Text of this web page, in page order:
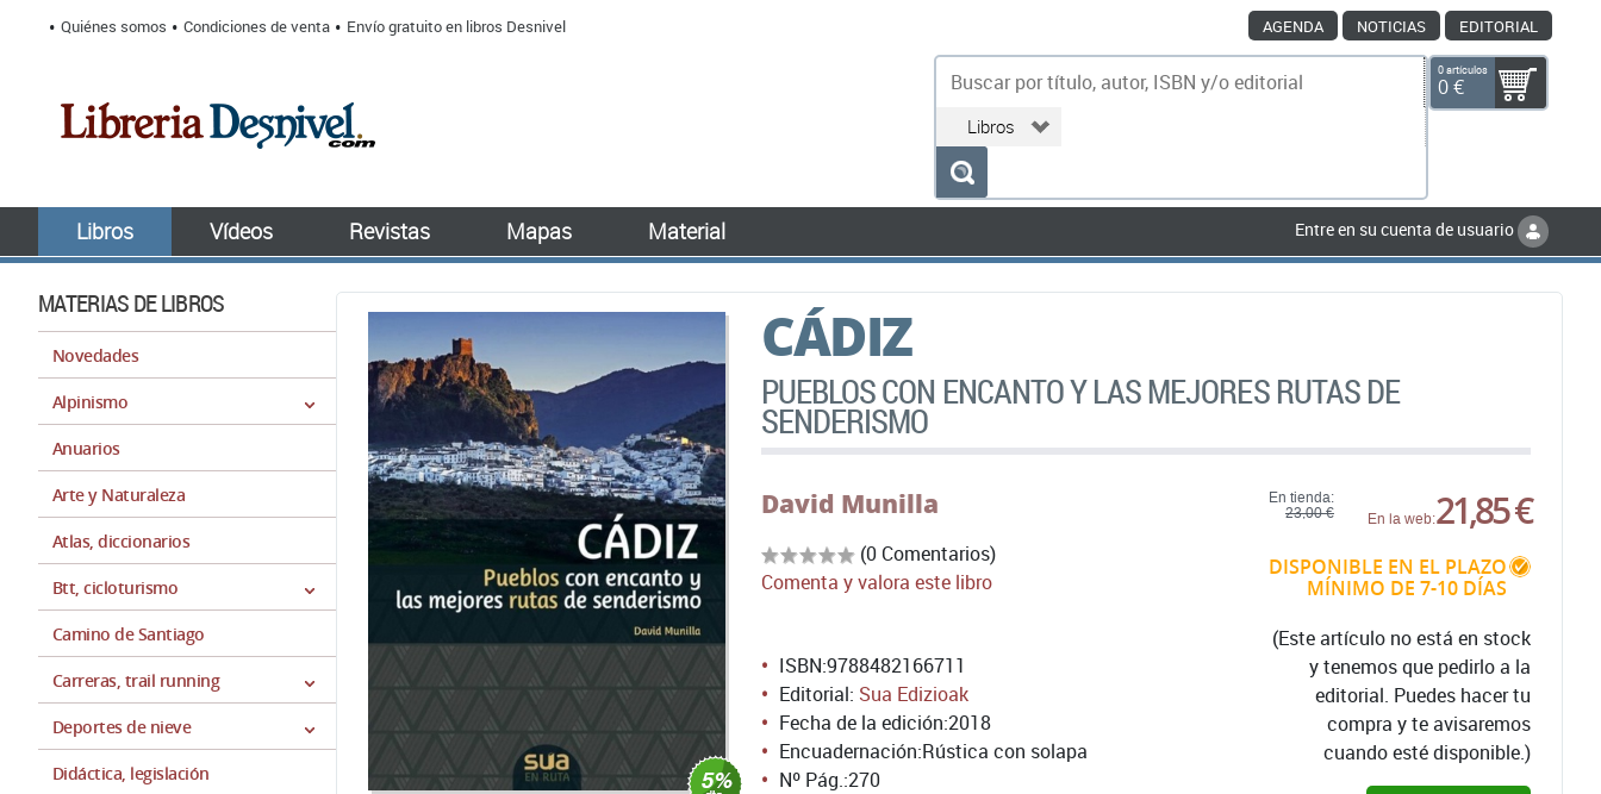
Quiénes somos Condiciones de venta Envío gratuito en libros Desnivel AGENDA NOTICIAS EDITORIAL
0 artículos
0 €
Libros Vídeos Revistas Mapas Material Entre en su cuenta de usuario
MATERIAS DE LIBROS
Novedades
Alpinismo
Anuarios
Arte y Naturaleza
Atlas, diccionarios
Btt, cicloturismo
Camino de Santiago
Carreras, trail running
Deportes de nieve
Didáctica, legislación
CÁDIZ
PUEBLOS CON ENCANTO Y LAS MEJORES RUTAS DE
SENDERISMO
David Munilla
(0 Comentarios)
Comenta y valora este libro
En tienda:
23,00 €
En la web:21,85 €
DISPONIBLE EN EL PLAZO
MÍNIMO DE 7-10 DÍAS
(Este artículo no está en stock
y tenemos que pedirlo a la
editorial. Puedes hacer tu
compra y te avisaremos
cuando esté disponible.)
ISBN:9788482166711
Editorial: Sua Edizioak
Fecha de la edición:2018
Encuadernación:Rústica con solapa
Nº Pág.:270